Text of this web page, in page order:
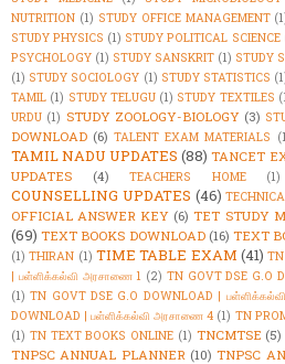
NUTRITION (1) STUDY OFFICE MANAGEMENT
STUDY PHYSICS (1) STUDY POLITICAL SCIENCE
PSYCHOLOGY (1) STUDY SANSKRIT (1) STUDY
(1) STUDY SOCIOLOGY (1) STUDY STATISTICS
TAMIL (1) STUDY TELUGU (1) STUDY TEXTILES
URDU (1) STUDY ZOOLOGY-BIOLOGY (3)
DOWNLOAD (6) TALENT EXAM MATERIALS
TAMIL NADU UPDATES (88) TANCET
UPDATES
(4) TEACHERS HOME (1)
COUNSELLING UPDATES (46)
OFFICIAL ANSWER KEY (6) TET STUDY
(69) TEXT BOOKS DOWNLOAD (16) TEXT
(1) THIRAN (1) TIME TABLE EXAM (41) TN
| பள்ளிக்கல்வி அரசாணை 1 (2) TN GOVT DSE G.O
(1) TN GOVT DSE G.O DOWNLOAD |
DOWNLOAD | பள்ளிக்கல்வி அரசாணை 4 (1) TN
(1) TN TEXT BOOKS ONLINE (1) TNCMTSE (5)
TNPSC ANNUAL PLANNER (10) TNPSC